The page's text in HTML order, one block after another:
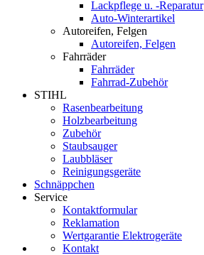
Lackpflege u. -Reparatur
Auto-Winterartikel
Autoreifen, Felgen
Autoreifen, Felgen
Fahrräder
Fahrräder
Fahrrad-Zubehör
STIHL
Rasenbearbeitung
Holzbearbeitung
Zubehör
Staubsauger
Laubbläser
Reinigungsgeräte
Schnäppchen
Service
Kontaktformular
Reklamation
Wertgarantie Elektrogeräte
Kontakt